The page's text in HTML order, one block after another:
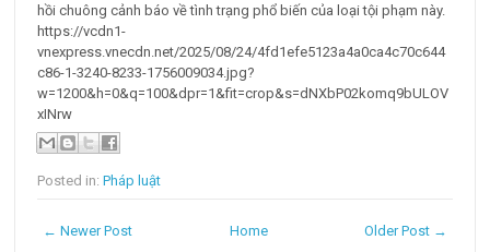
hồi chuông cảnh báo về tình trạng phổ biến của loại tội phạm này.
https://vcdn1-
vnexpress.vnecdn.net/2025/08/24/4fd1efe5123a4a0ca4c70c644
c86-1-3240-8233-1756009034.jpg?
w=1200&h=0&q=100&dpr=1&fit=crop&s=dNXbP02komq9bULOV
xINrw
Posted in:Pháp luật
← Newer Post Older Post →
Home